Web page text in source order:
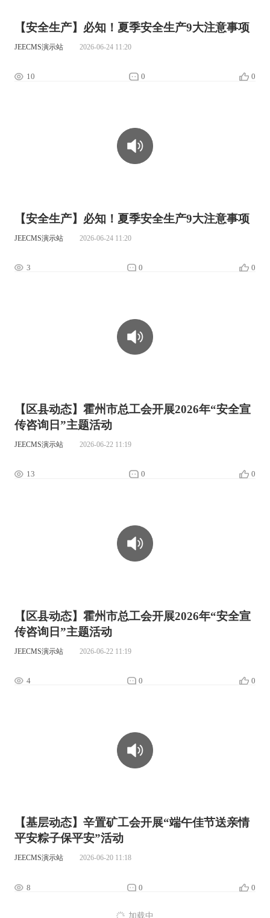
【安全生产】必知！夏季安全生产9大注意事项
JEECMS演示站 2026-06-24 11:20
10 0 0
【安全生产】必知！夏季安全生产9大注意事项
JEECMS演示站 2026-06-24 11:20
3 0 0
【区县动态】霍州市总工会开展2026年“安全宣
传咨询日”主题活动
JEECMS演示站 2026-06-22 11:19
13 0 0
【区县动态】霍州市总工会开展2026年“安全宣
传咨询日”主题活动
JEECMS演示站 2026-06-22 11:19
4 0 0
【基层动态】辛置矿工会开展“端午佳节送亲情
平安粽子保平安”活动
JEECMS演示站 2026-06-20 11:18
8 0 0
加载中